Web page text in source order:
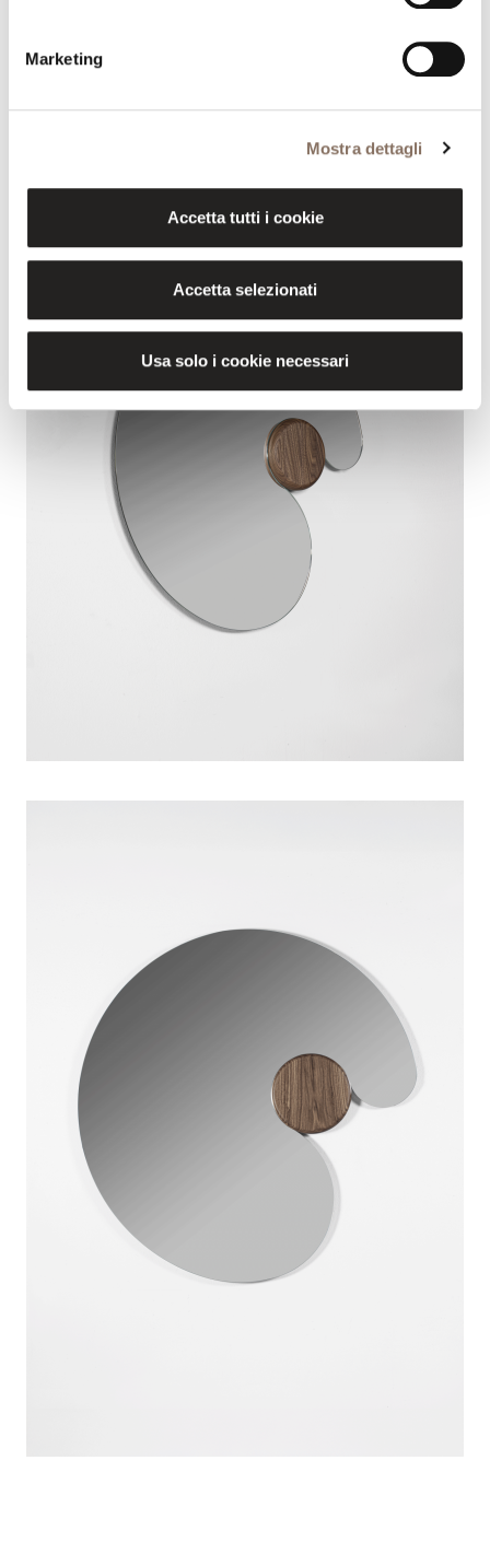
Marketing
Mostra dettagli
Accetta tutti i cookie
Accetta selezionati
Usa solo i cookie necessari